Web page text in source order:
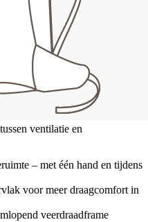
ventilatie en
– met één hand en tijdens
voor meer draagcomfort in
veerdraadframe